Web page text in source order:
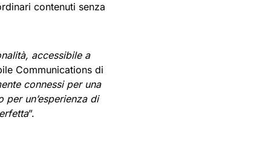
contenuti senza
accessibile a
Communications di
connessi per una
un’esperienza di
”.